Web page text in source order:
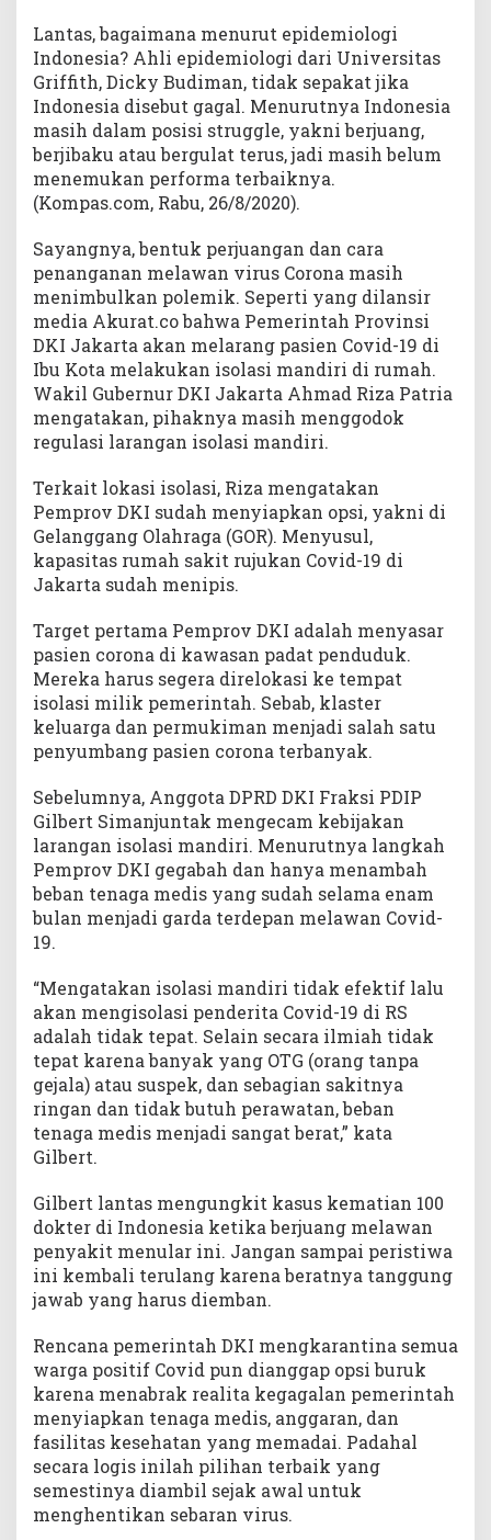
Lantas, bagaimana menurut epidemiologi
Indonesia? Ahli epidemiologi dari Universitas
Griffith, Dicky Budiman, tidak sepakat jika
Indonesia disebut gagal. Menurutnya Indonesia
masih dalam posisi struggle, yakni berjuang,
berjibaku atau bergulat terus, jadi masih belum
menemukan performa terbaiknya.
(Kompas.com, Rabu, 26/8/2020).
Sayangnya, bentuk perjuangan dan cara
penanganan melawan virus Corona masih
menimbulkan polemik. Seperti yang dilansir
media Akurat.co bahwa Pemerintah Provinsi
DKI Jakarta akan melarang pasien Covid-19 di
Ibu Kota melakukan isolasi mandiri di rumah.
Wakil Gubernur DKI Jakarta Ahmad Riza Patria
mengatakan, pihaknya masih menggodok
regulasi larangan isolasi mandiri.
Terkait lokasi isolasi, Riza mengatakan
Pemprov DKI sudah menyiapkan opsi, yakni di
Gelanggang Olahraga (GOR). Menyusul,
kapasitas rumah sakit rujukan Covid-19 di
Jakarta sudah menipis.
Target pertama Pemprov DKI adalah menyasar
pasien corona di kawasan padat penduduk.
Mereka harus segera direlokasi ke tempat
isolasi milik pemerintah. Sebab, klaster
keluarga dan permukiman menjadi salah satu
penyumbang pasien corona terbanyak.
Sebelumnya, Anggota DPRD DKI Fraksi PDIP
Gilbert Simanjuntak mengecam kebijakan
larangan isolasi mandiri. Menurutnya langkah
Pemprov DKI gegabah dan hanya menambah
beban tenaga medis yang sudah selama enam
bulan menjadi garda terdepan melawan Covid-
19.
“Mengatakan isolasi mandiri tidak efektif lalu
akan mengisolasi penderita Covid-19 di RS
adalah tidak tepat. Selain secara ilmiah tidak
tepat karena banyak yang OTG (orang tanpa
gejala) atau suspek, dan sebagian sakitnya
ringan dan tidak butuh perawatan, beban
tenaga medis menjadi sangat berat,” kata
Gilbert.
Gilbert lantas mengungkit kasus kematian 100
dokter di Indonesia ketika berjuang melawan
penyakit menular ini. Jangan sampai peristiwa
ini kembali terulang karena beratnya tanggung
jawab yang harus diemban.
Rencana pemerintah DKI mengkarantina semua
warga positif Covid pun dianggap opsi buruk
karena menabrak realita kegagalan pemerintah
menyiapkan tenaga medis, anggaran, dan
fasilitas kesehatan yang memadai. Padahal
secara logis inilah pilihan terbaik yang
semestinya diambil sejak awal untuk
menghentikan sebaran virus.